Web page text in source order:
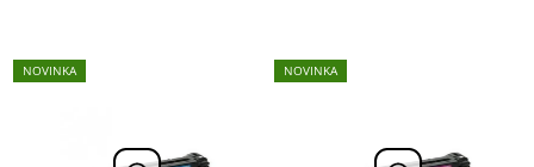
NOVINKA NOVINKA